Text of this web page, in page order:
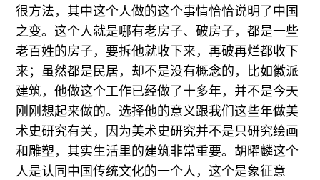
很方法，其中这个人做的这个事情恰恰说明了中国
之变。这个人就是哪有老房子、破房子，都是一些
老百姓的房子，要拆他就收下来，再破再烂都收下
来；虽然都是民居，却不是没有概念的，比如徽派
建筑，他做这个工作已经做了十多年，并不是今天
刚刚想起来做的。选择他的意义跟我们这些年做美
术史研究有关，因为美术史研究并不是只研究绘画
和雕塑，其实生活里的建筑非常重要。胡曜麟这个
人是认同中国传统文化的一个人，这个是象征意